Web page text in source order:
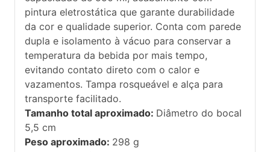
pintura eletrostática que garante durabilidade
da cor e qualidade superior. Conta com parede
dupla e isolamento à vácuo para conservar a
temperatura da bebida por mais tempo,
evitando contato direto com o calor e
vazamentos. Tampa rosqueável e alça para
transporte facilitado.
Tamanho total aproximado: Diâmetro do bocal
5,5 cm
Peso aproximado: 298 g